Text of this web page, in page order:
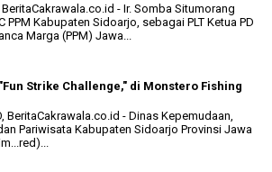
BeritaCakrawala.co.id - Ir. Somba Situmorang
PPM Kabupaten Sidoarjo, sebagai PLT Ketua PD
Marga (PPM) Jawa...
Strike Challenge," di Monstero Fishing
BeritaCakrawala.co.id - Dinas Kepemudaan,
Pariwisata Kabupaten Sidoarjo Provinsi Jawa